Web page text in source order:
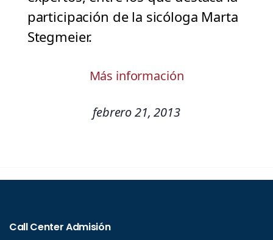
participación de la sicóloga Marta
Stegmeier.
Más información
febrero 21, 2013